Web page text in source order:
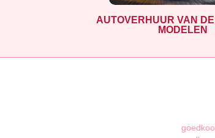
AUTOVERHUUR VAN
MODELEN